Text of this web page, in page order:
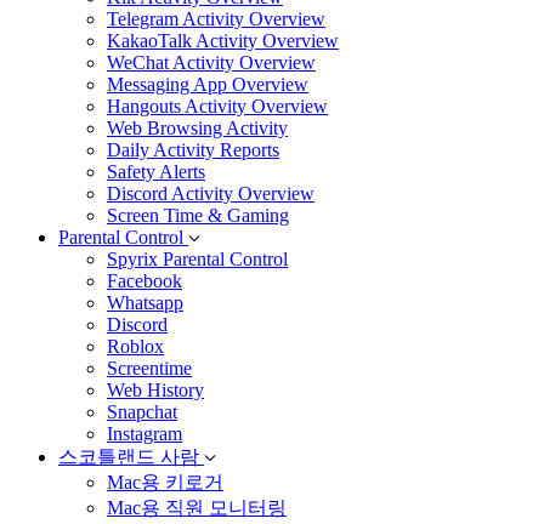
Telegram Activity Overview
KakaoTalk Activity Overview
WeChat Activity Overview
Messaging App Overview
Hangouts Activity Overview
Web Browsing Activity
Daily Activity Reports
Safety Alerts
Discord Activity Overview
Screen Time & Gaming
Parental Control
Spyrix Parental Control
Facebook
Whatsapp
Discord
Roblox
Screentime
Web History
Snapchat
Instagram
스코틀랜드 사람
Mac용 키로거
Mac용 직원 모니터링